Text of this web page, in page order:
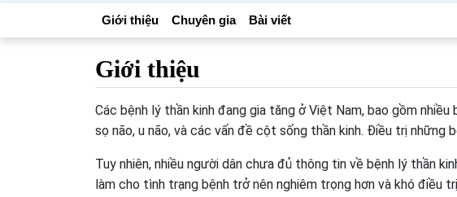
Giới thiệu Chuyên gia Bài viết
Giới thiệu
Các bệnh lý thần kinh đang gia tăng ở Việt Nam, bao gồm
sọ não, u não, và các vấn đề cột sống thần kinh. Điều trị những
Tuy nhiên, nhiều người dân chưa đủ thông tin về bệnh lý thần
làm cho tình trạng bệnh trở nên nghiêm trọng hơn và khó điều